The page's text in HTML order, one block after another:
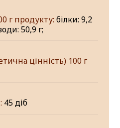
г продукту: білки: 9,2
50,9 г;
цінність) 100 г
45 діб